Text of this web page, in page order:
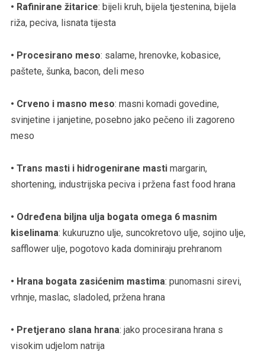
• Rafinirane žitarice: bijeli kruh, bijela tjestenina, bijela
riža, peciva, lisnata tijesta
• Procesirano meso: salame, hrenovke, kobasice,
paštete, šunka, bacon, deli meso
• Crveno i masno meso: masni komadi govedine,
svinjetine i janjetine, posebno jako pečeno ili zagoreno
meso
• Trans masti i hidrogenirane mastimargarin,
shortening, industrijska peciva i pržena fast food hrana
• Određena biljna ulja bogata omega 6 masnim
kiselinama: kukuruzno ulje, suncokretovo ulje, sojino ulje,
safflower ulje, pogotovo kada dominiraju prehranom
• Hrana bogata zasićenim mastima: punomasni sirevi,
vrhnje, maslac, sladoled, pržena hrana
• Pretjerano slana hrana: jako procesirana hrana s
visokim udjelom natrija